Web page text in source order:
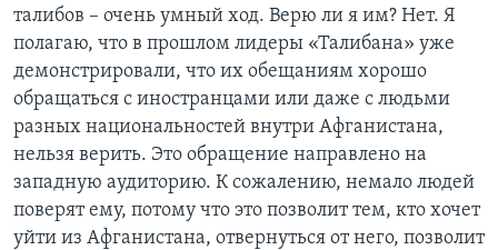
талибов – очень умный ход. Верю ли я им? Нет. Я
полагаю, что в прошлом лидеры «Талибана» уже
демонстрировали, что их обещаниям хорошо
обращаться с иностранцами или даже с людьми
разных национальностей внутри Афганистана,
нельзя верить. Это обращение направлено на
западную аудиторию. К сожалению, немало людей
поверят ему, потому что это позволит тем, кто хочет
уйти из Афганистана, отвернуться от него, позволит